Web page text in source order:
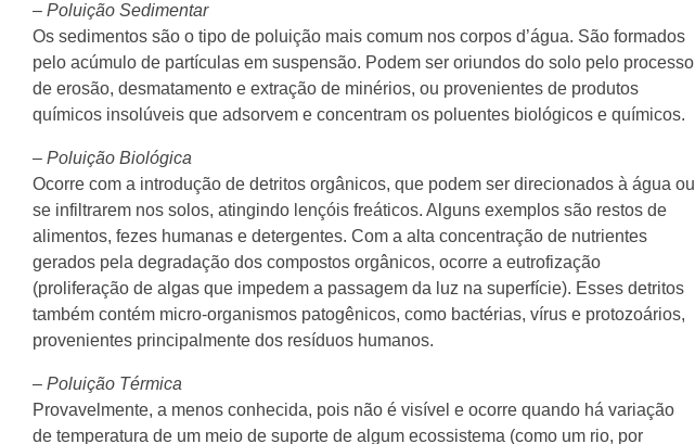
– Poluição Sedimentar
Os sedimentos são o tipo de poluição mais comum nos corpos d’água. São formados
pelo acúmulo de partículas em suspensão. Podem ser oriundos do solo pelo processo
de erosão, desmatamento e extração de minérios, ou provenientes de produtos
químicos insolúveis que adsorvem e concentram os poluentes biológicos e químicos.
– Poluição Biológica
Ocorre com a introdução de detritos orgânicos, que podem ser direcionados à água ou
se infiltrarem nos solos, atingindo lençóis freáticos. Alguns exemplos são restos de
alimentos, fezes humanas e detergentes. Com a alta concentração de nutrientes
gerados pela degradação dos compostos orgânicos, ocorre a eutrofização
(proliferação de algas que impedem a passagem da luz na superfície). Esses detritos
também contém micro-organismos patogênicos, como bactérias, vírus e protozoários,
provenientes principalmente dos resíduos humanos.
– Poluição Térmica
Provavelmente, a menos conhecida, pois não é visível e ocorre quando há variação
de temperatura de um meio de suporte de algum ecossistema (como um rio, por